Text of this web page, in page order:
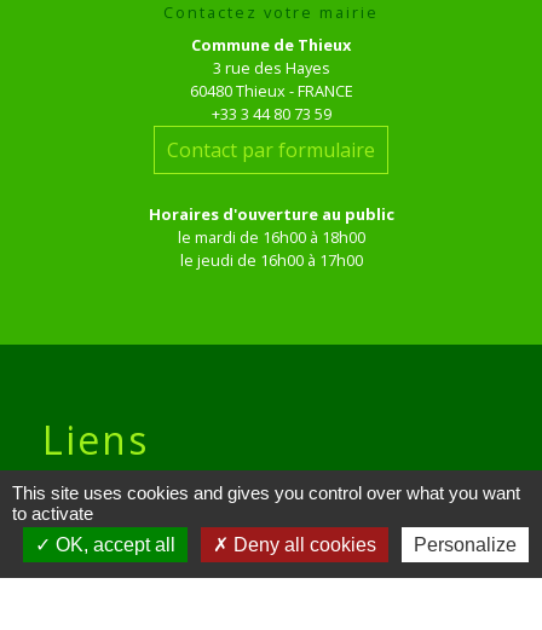
Contactez votre mairie
Commune de Thieux
3 rue des Hayes
60480 Thieux - FRANCE
+33 3 44 80 73 59
Contact par formulaire
Horaires d'ouverture au public
le mardi de 16h00 à 18h00
le jeudi de 16h00 à 17h00
Liens
Site réalisé par KOM Conseil
Oise mobilité
This site uses cookies and gives you control over what you want
to activate
OK, accept all
Deny all cookies Personalize